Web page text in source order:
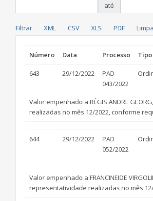
até
Número Data Processo Tipo
643 29/12/2022
PAD
043/2022
Valor empenhado a RÉGIS ANDRE
realizadas no mês 12/2022, conforme
644 29/12/2022
PAD
052/2022
Valor empenhado a FRANCINEIDE
representatividade realizadas no mês